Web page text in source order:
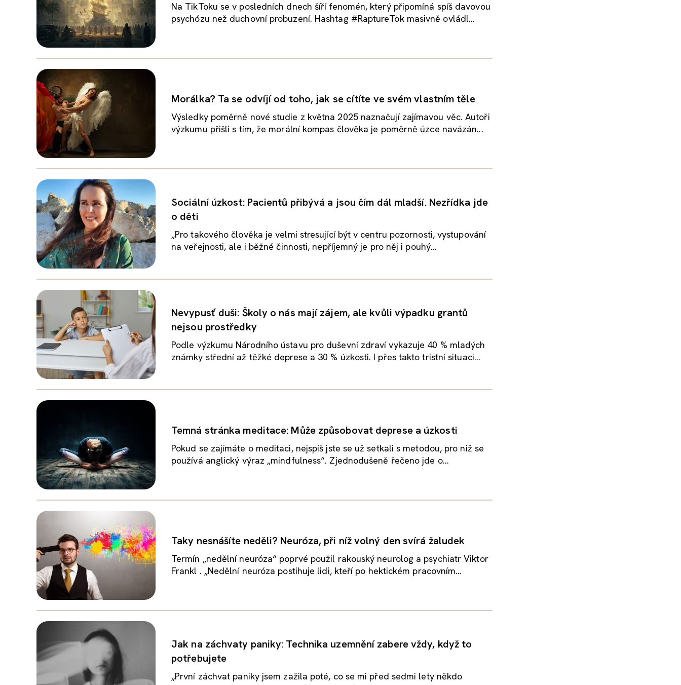
Na TikToku se v posledních dnech šíří fenomén, který připomíná spíš davovou
psychózu než duchovní probuzení. Hashtag #RaptureTok masivně ovládl...
Morálka? Ta se odvíjí od toho, jak se cítíte ve svém vlastním těle
Výsledky poměrně nové studie z května 2025 naznačují zajímavou věc. Autoři
výzkumu přišli s tím, že morální kompas člověka je poměrně úzce navázán...
Sociální úzkost: Pacientů přibývá a jsou čím dál mladší. Nezřídka jde
o děti
„Pro takového člověka je velmi stresující být v centru pozornosti, vystupování
na veřejnosti, ale i běžné činnosti, nepříjemný je pro něj i pouhý...
Nevypusť duši: Školy o nás mají zájem, ale kvůli výpadku grantů
nejsou prostředky
Podle výzkumu Národního ústavu pro duševní zdraví vykazuje 40 % mladých
známky střední až těžké deprese a 30 % úzkosti. I přes takto tristní situaci...
Temná stránka meditace: Může způsobovat deprese a úzkosti
Pokud se zajímáte o meditaci, nejspíš jste se už setkali s metodou, pro niž se
používá anglický výraz „mindfulness“. Zjednodušeně řečeno jde o...
Taky nesnášíte neděli? Neuróza, při níž volný den svírá žaludek
Termín „nedělní neuróza“ poprvé použil rakouský neurolog a psychiatr Viktor
Frankl . „Nedělní neuróza postihuje lidi, kteří po hektickém pracovním...
Jak na záchvaty paniky: Technika uzemnění zabere vždy, když to
potřebujete
„První záchvat paniky jsem zažila poté, co se mi před sedmi lety někdo